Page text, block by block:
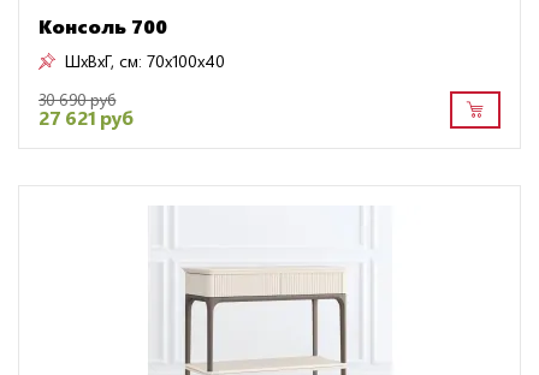
Консоль 700
ШxВxГ, см: 70x100x40
30 690 руб
27 621 руб